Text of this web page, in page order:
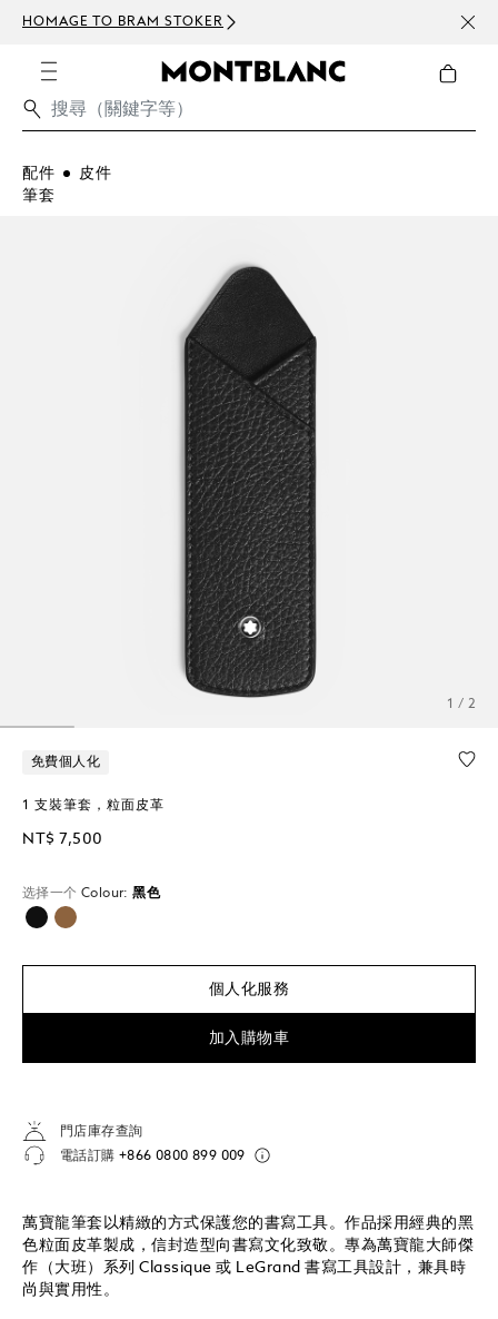
HOMAGE TO BRAM STOKER 訂閱
配件
皮件
筆套
1 / 2
免費個人化
1 支裝筆套，粒面皮革
NT$ 7,500
选择一个 Colour: 黑色
已選擇
個人化服務
加入購物車
門店庫存查詢
電話訂購 +866 0800 899 009
萬寶龍筆套以精緻的方式保護您的書寫工具。作品採用經典的黑
色粒面皮革製成，信封造型向書寫文化致敬。專為萬寶龍大師傑
作（大班）系列 Classique 或 LeGrand 書寫工具設計，兼具時
尚與實用性。